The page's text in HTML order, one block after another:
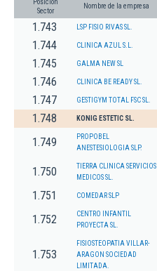
Posición
Sector
Nombre de la empresa
1.743 LSP FISIO RIVAS SL.
1.744 CLINICA AZUL S.L.
1.745 GALMA NEW SL
1.746 CLINICA BE READY SL.
1.747 GESTIGYM TOTAL FSC SL.
1.748 KONIG ESTETIC SL.
1.749
PROPOBEL
ANESTESIOLOGIA SLP.
1.750
TIERRA CLINICA SERVICIOS
MEDICOS SL.
1.751 COMEDAR SLP
1.752
CENTRO INFANTIL
PROYECTA SL.
1.753
FISIOSTEOPATIA VILLAR-
ARAGON SOCIEDAD
LIMITADA.